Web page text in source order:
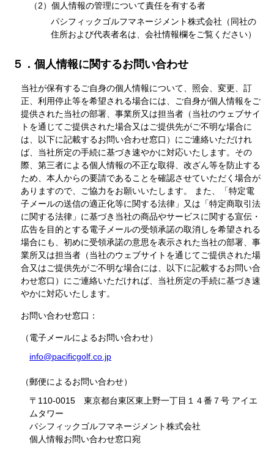
（2）個人情報の管理について責任を有する者
パシフィックゴルフマネージメント株式会社（同社の
住所および代表者名は、会社情報欄をご覧ください）
５．個人情報に関するお問い合わせ
当社が保有するご自身の個人情報について、照会、変更、訂
正、利用停止等を希望される場合には、ご自身が個人情報をご
提供された当社の部署、事業所又は担当者（当社のウェブサイ
トを通じてご提供された場合又はご提供先がご不明な場合に
は、以下に記載するお問い合わせ窓口）にご連絡いただけれ
ば、当社所定の手続に基づき速やかに対応いたします。その
際、第三者による個人情報の不正な取得、改ざん等を防止する
ため、本人からの要請であることを確認させていただく場合が
ありますので、ご協力をお願いいたします。 また、「特定電
子メールの送信の適正化等に関する法律」又は「特定商取引法
に関する法律」に基づき当社の商品やサービスに関する宣伝・
広告を目的とする電子メールの受領承諾の取消しを希望される
場合にも、初めに受領承諾の意思を表示された当社の部署、事
業所又は担当者（当社のウェブサイトを通じてご提供された場
合又はご提供先がご不明な場合には、以下に記載するお問い合
わせ窓口）にご連絡いただければ、当社所定の手続に基づき速
やかに対応いたします。
お問い合わせ窓口：
（電子メールによるお問い合わせ）
info@pacificgolf.co.jp
（郵便によるお問い合わせ）
〒110-0015 東京都台東区東上野一丁目１４番７号 アイエ
ムタワー
パシフィックゴルフマネージメント株式会社
個人情報お問い合わせ窓口宛